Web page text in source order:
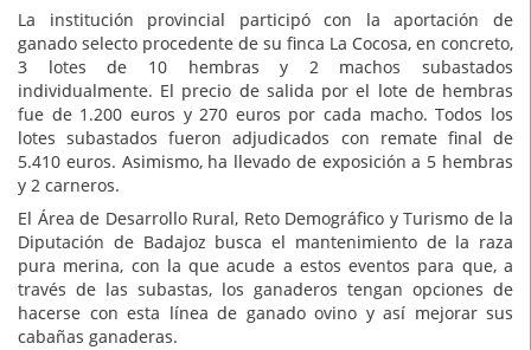
La institución provincial participó con la aportación de
ganado selecto procedente de su finca La Cocosa, en concreto,
3 lotes de 10 hembras y 2 machos subastados
individualmente. El precio de salida por el lote de hembras
fue de 1.200 euros y 270 euros por cada macho. Todos los
lotes subastados fueron adjudicados con remate final de
5.410 euros. Asimismo, ha llevado de exposición a 5 hembras
y 2 carneros.
El Área de Desarrollo Rural, Reto Demográfico y Turismo de la
Diputación de Badajoz busca el mantenimiento de la raza
pura merina, con la que acude a estos eventos para que, a
través de las subastas, los ganaderos tengan opciones de
hacerse con esta línea de ganado ovino y así mejorar sus
cabañas ganaderas.